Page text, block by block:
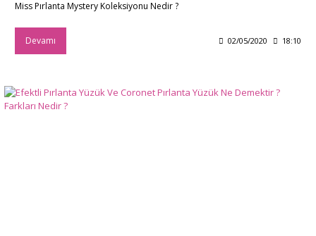
Miss Pırlanta Mystery Koleksiyonu Nedir ?
Devamı 02/05/2020 18:10